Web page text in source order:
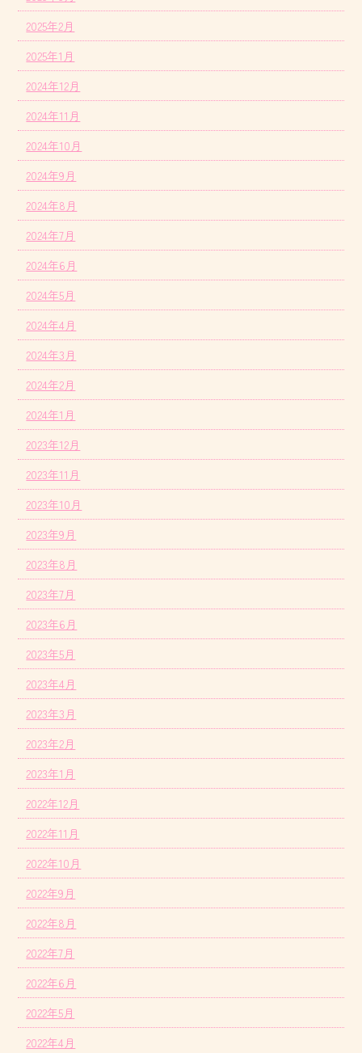
2025年2月
2025年1月
2024年12月
2024年11月
2024年10月
2024年9月
2024年8月
2024年7月
2024年6月
2024年5月
2024年4月
2024年3月
2024年2月
2024年1月
2023年12月
2023年11月
2023年10月
2023年9月
2023年8月
2023年7月
2023年6月
2023年5月
2023年4月
2023年3月
2023年2月
2023年1月
2022年12月
2022年11月
2022年10月
2022年9月
2022年8月
2022年7月
2022年6月
2022年5月
2022年4月